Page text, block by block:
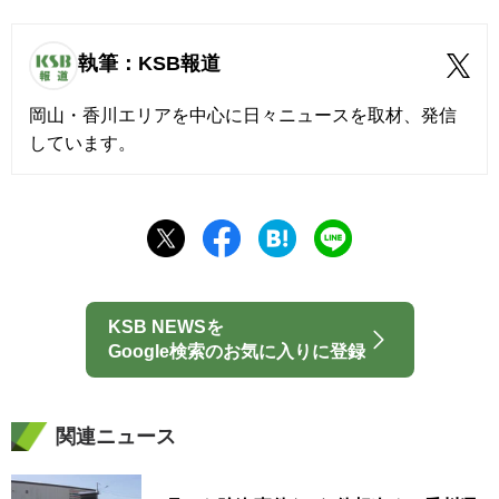
執筆：KSB報道
岡山・香川エリアを中心に日々ニュースを取材、発信
しています。
KSB NEWSを
Google検索のお気に入りに登録
関連ニュース